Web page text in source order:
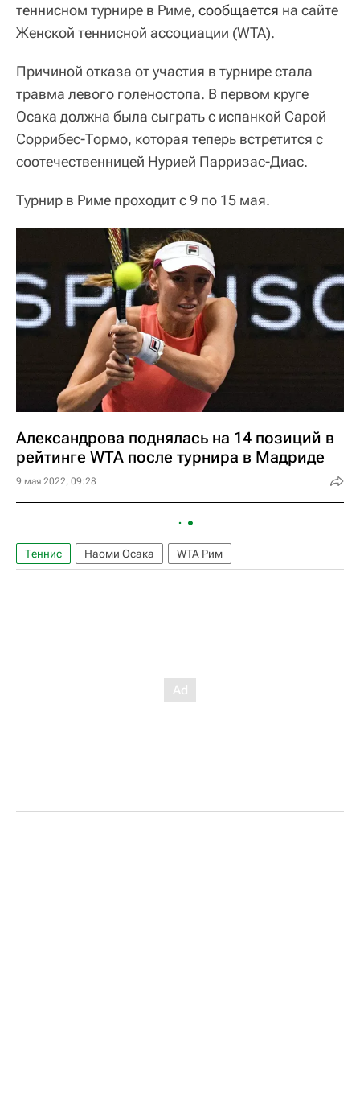
теннисном турнире в Риме, сообщается на сайте
Женской теннисной ассоциации (WTA).
Причиной отказа от участия в турнире стала
травма левого голеностопа. В первом круге
Осака должна была сыграть с испанкой Сарой
Соррибес-Тормо, которая теперь встретится с
соотечественницей Нурией Парризас-Диас.
Турнир в Риме проходит с 9 по 15 мая.
Александрова поднялась на 14 позиций в
рейтинге WTA после турнира в Мадриде
9 мая 2022, 09:28
Теннис Наоми Осака WTA Рим